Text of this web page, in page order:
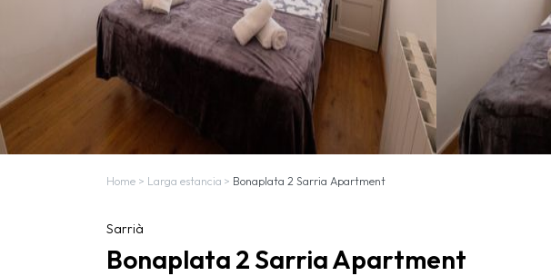
Home > Larga estancia > Bonaplata 2 Sarria Apartment
Sarrià
Bonaplata 2 Sarria Apartment